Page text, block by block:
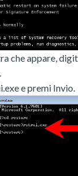
che appare,
e premi Invio.